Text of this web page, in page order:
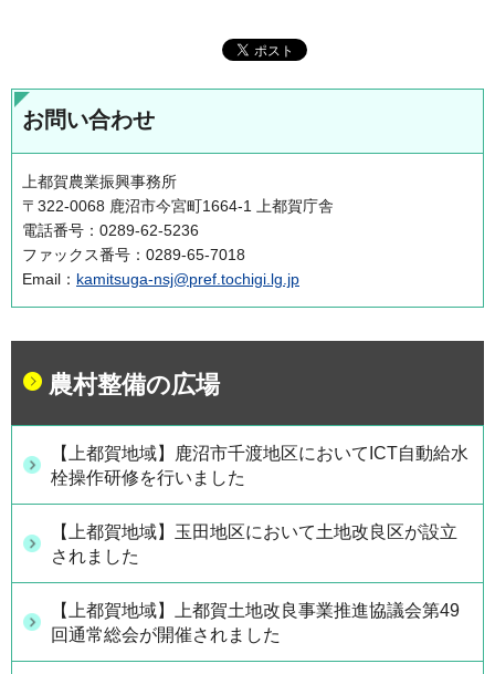
お問い合わせ
上都賀農業振興事務所
〒322-0068 鹿沼市今宮町1664-1 上都賀庁舎
電話番号：0289-62-5236
ファックス番号：0289-65-7018
Email： kamitsuga-nsj@pref.tochigi.lg.jp
農村整備の広場
【上都賀地域】鹿沼市千渡地区においてICT自動給水
栓操作研修を行いました
【上都賀地域】玉田地区において土地改良区が設立
されました
【上都賀地域】上都賀土地改良事業推進協議会第49
回通常総会が開催されました